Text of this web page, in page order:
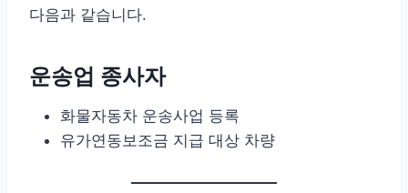
다음과 같습니다.
운송업 종사자
화물자동차 운송사업 등록
유가연동보조금 지급 대상 차량